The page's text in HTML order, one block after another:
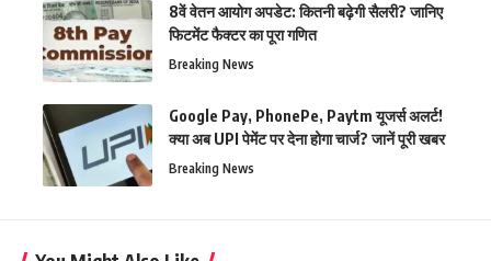
8वें वेतन आयोग अपडेट: कितनी बढ़ेगी सैलरी? जानिए
फिटमेंट फैक्टर का पूरा गणित
Breaking News
Google Pay, PhonePe, Paytm यूजर्स अलर्ट!
क्या अब UPI पेमेंट पर देना होगा चार्ज? जानें पूरी खबर
Breaking News